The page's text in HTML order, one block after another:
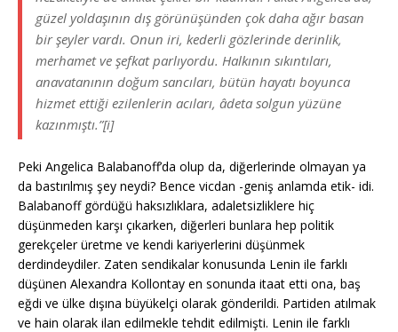
güzel yoldaşının dış görünüşünden çok daha ağır basan
bir şeyler vardı. Onun iri, kederli gözlerinde derinlik,
merhamet ve şefkat parlıyordu. Halkının sıkıntıları,
anavatanının doğum sancıları, bütün hayatı boyunca
hizmet ettiği ezilenlerin acıları, âdeta solgun yüzüne
kazınmıştı.”[i]
Peki Angelica Balabanoff’da olup da, diğerlerinde olmayan ya
da bastırılmış şey neydi? Bence vicdan -geniş anlamda etik- idi.
Balabanoff gördüğü haksızlıklara, adaletsizliklere hiç
düşünmeden karşı çıkarken, diğerleri bunlara hep politik
gerekçeler üretme ve kendi kariyerlerini düşünmek
derdindeydiler. Zaten sendikalar konusunda Lenin ile farklı
düşünen Alexandra Kollontay en sonunda itaat etti ona, baş
eğdi ve ülke dışına büyükelçi olarak gönderildi. Partiden atılmak
ve hain olarak ilan edilmekle tehdit edilmişti. Lenin ile farklı